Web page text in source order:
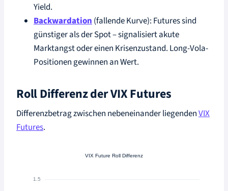
Yield.
Backwardation(fallende Kurve): Futures sind
günstiger als der Spot – signalisiert akute
Marktangst oder einen Krisenzustand. Long-Vola-
Positionen gewinnen an Wert.
Roll Differenz der VIX Futures
Differenzbetrag zwischen nebeneinander liegendenVIX
Futures.